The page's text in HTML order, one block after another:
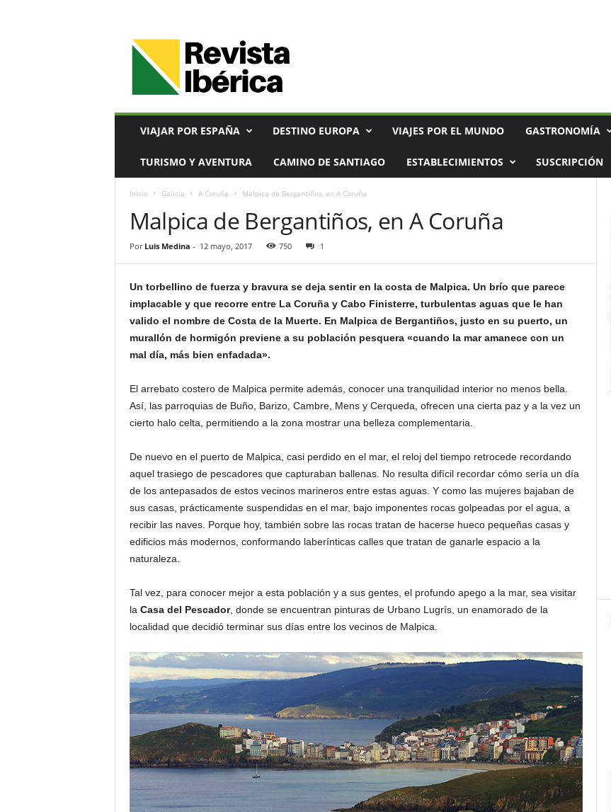
VIAJAR POR ESPAÑA DESTINO EUROPA VIAJES POR EL MUNDO GASTRONOMÍA
TURISMO Y AVENTURA CAMINO DE SANTIAGO ESTABLECIMIENTOS SUSCRIPCIÓN
Inicio Galicia A Coruña Malpica de Bergantiños, en A Coruña
Malpica de Bergantiños, en A Coruña
Por Luis Medina - 12 mayo, 2017 750 1
Un torbellino de fuerza y bravura se deja sentir en la costa de Malpica. Un brío que parece
implacable y que recorre entre La Coruña y Cabo Finisterre, turbulentas aguas que le han
valido el nombre de Costa de la Muerte. En Malpica de Bergantiños, justo en su puerto, un
murallón de hormigón previene a su población pesquera «cuando la mar amanece con un
mal día, más bien enfadada».
El arrebato costero de Malpica permite además, conocer una tranquilidad interior no menos bella.
Así, las parroquias de Buño, Barizo, Cambre, Mens y Cerqueda, ofrecen una cierta paz y a la vez un
cierto halo celta, permitiendo a la zona mostrar una belleza complementaria.
De nuevo en el puerto de Malpica, casi perdido en el mar, el reloj del tiempo retrocede recordando
aquel trasiego de pescadores que capturaban ballenas. No resulta difícil recordar cómo sería un día
de los antepasados de estos vecinos marineros entre estas aguas. Y como las mujeres bajaban de
sus casas, prácticamente suspendidas en el mar, bajo imponentes rocas golpeadas por el agua, a
recibir las naves. Porque hoy, también sobre las rocas tratan de hacerse hueco pequeñas casas y
edificios más modernos, conformando laberínticas calles que tratan de ganarle espacio a la
naturaleza.
Tal vez, para conocer mejor a esta población y a sus gentes, el profundo apego a la mar, sea visitar
la Casa del Pescador, donde se encuentran pinturas de Urbano Lugrís, un enamorado de la
localidad que decidió terminar sus días entre los vecinos de Malpica.